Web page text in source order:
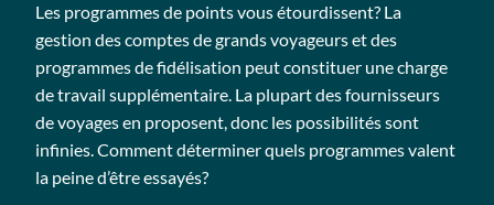
Les programmes de points vous étourdissent? La
gestion des comptes de grands voyageurs et des
programmes de fidélisation peut constituer une charge
de travail supplémentaire. La plupart des fournisseurs
de voyages en proposent, donc les possibilités sont
infinies. Comment déterminer quels programmes valent
la peine d’être essayés?